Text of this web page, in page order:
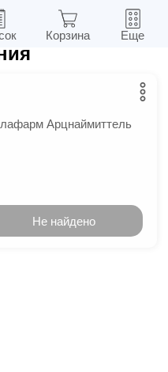
в г.Киев
Арцнаймиттель
Не найдено
Корзина Еще